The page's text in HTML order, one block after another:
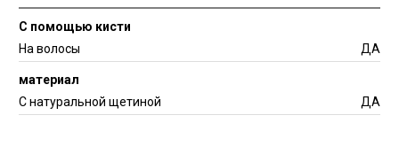
С помощью кисти
На волосы
ДА
материал
С натуральной щетиной
ДА